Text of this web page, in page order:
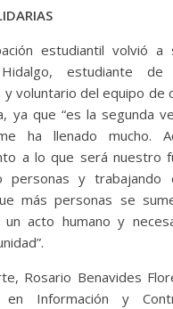
estudiantil volvió a
Hidalgo, estudiante
y voluntario del equipo de
ya que “es la segunda
ha llenado mucho.
a lo que será nuestro
personas y trabajando
más personas se
acto humano y
Rosario Benavides
en Información y